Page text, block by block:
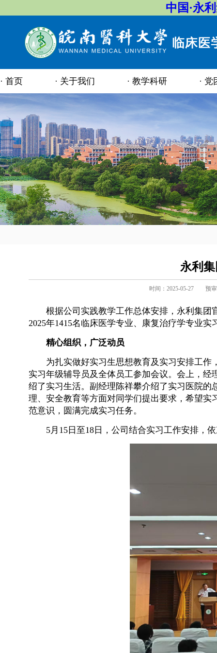
中国·永
首页 关于我们 教学科研 党
永利
时间：2025-05-27 预
根据公司实践教学工作总体安排，永利集团
2025年1415名临床医学专业、康复治疗学专业实
精心组织，广泛动员
为扎实做好实习生思想教育及实习安排工
实习年级辅导员及全体员工参加会议。会上，
绍了实习生活。副经理陈祥攀介绍了实习医院
理、安全教育等方面对同学们提出要求，希望
范意识，圆满完成实习任务。
5月15日至18日，公司结合实习工作安排，